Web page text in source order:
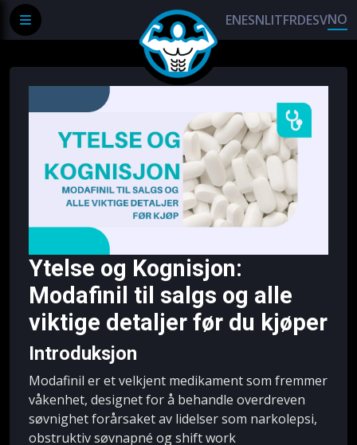
ENESNLITFRDESVNO
Ytelse og Kognisjon:
Modafinil til salgs og alle
viktige detaljer før du kjøper
Introduksjon
Modafinil er et velkjent medikament som fremmer
våkenhet, designet for å behandle overdreven
søvnighet forårsaket av lidelser som narkolepsi,
obstruktiv søvnapné og shift work